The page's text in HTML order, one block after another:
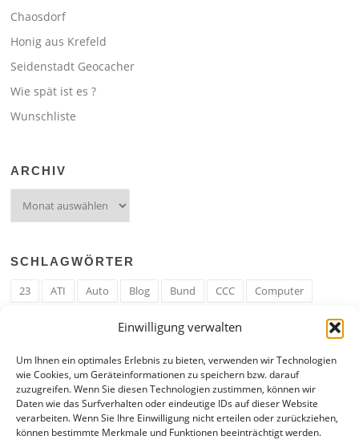
Einwilligung verwalten
Um Ihnen ein optimales Erlebnis zu bieten, verwenden wir Technologien
wie Cookies, um Geräteinformationen zu speichern bzw. darauf
zuzugreifen. Wenn Sie diesen Technologien zustimmen, können wir
Daten wie das Surfverhalten oder eindeutige IDs auf dieser Website
verarbeiten. Wenn Sie Ihre Einwilligung nicht erteilen oder zurückziehen,
können bestimmte Merkmale und Funktionen beeinträchtigt werden.
Chaosdorf
Honig aus Krefeld
Seidenstadt Geocacher
Wie spät ist es ?
Wunschliste
ARCHIV
SCHLAGWÖRTER
23 ATI Auto Blog Bund CCC
Computer
Erwerbsregeln
Google
Hack Hand HE ICE IE Internet
Krefeld
Liebe Linux u. Software Mail Mann
PHP
RAM
Regeln RZ Spam Spiel Ticker USA